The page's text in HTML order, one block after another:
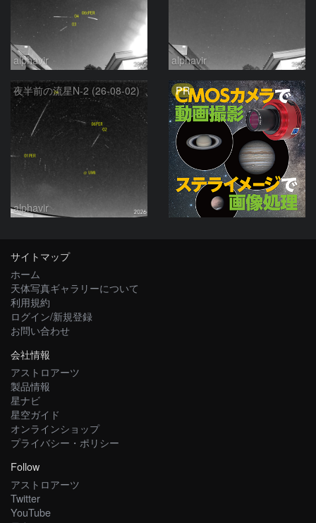
alphavir alphavir
夜半前の流星N-2 (26-08-02)
alphavir
PR
サイトマップ
ホーム
天体写真ギャラリーについて
利用規約
ログイン/新規登録
お問い合わせ
会社情報
アストロアーツ
製品情報
星ナビ
星空ガイド
オンラインショップ
プライバシー・ポリシー
Follow
アストロアーツ
Twitter
YouTube